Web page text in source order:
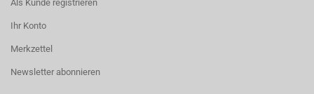
Als Kunde registrieren
Ihr Konto
Merkzettel
Newsletter abonnieren